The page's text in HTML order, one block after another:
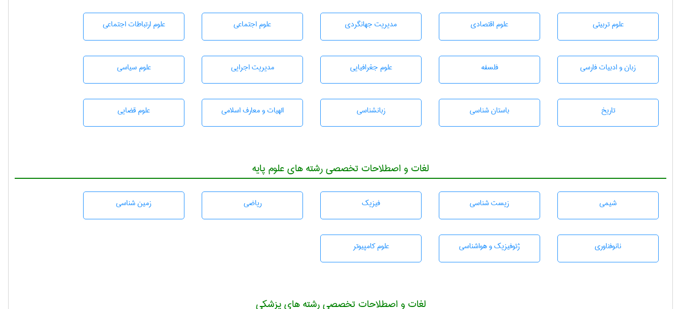
علوم تربيتی علوم اقتصادی مديريت جهانگردی علوم اجتماعی علوم ارتباطات اجتماعی
زبان و ادبيات فارسی فلسفه علوم جغرافيايی مديريت اجرايی علوم سياسی
تاريخ باستان شناسی زبانشناسی الهیات و معارف اسلامی علوم قضایی
لغات و اصطلاحات تخصصی رشته های علوم پایه
شيمی زيست شناسی فیزیک رياضی زمين شناسی
نانوفناوری ژئوفيزيك و هواشناسی علوم کامپیوتر
لغات و اصطلاحات تخصصی رشته های پزشکی